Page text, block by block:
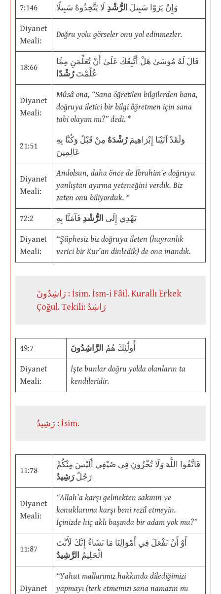
7:146 وَإِنْ يَرَوْا سَبِيلَ الرُّشْدِ لَا يَتَّخِذُوهُ سَبِيلًا
Diyanet
Meali:
Doğru yolu görseler onu yol edinmezler.
18:66
قَالَ لَهُ مُوسَىٰ هَلْ أَتَّبِعُكَ عَلَىٰ أَنْ تُعَلِّمَنِ مِمَّا
عُلِّمْتَرُشْدًا
Diyanet
Meali:
Mûsâ ona, “Sana öğretilen bilgilerden bana,
doğruya iletici bir bilgi öğretmen için sana
tabi olayım mı?” dedi. *
21:51
وَلَقَدْ آتَيْنَا إِبْرَاهِيمَرُشْدَهُمِنْ قَبْلُ وَكُنَّا بِهِ
عَالِمِينَ
Diyanet
Meali:
Andolsun, daha önce de İbrahim’e doğruyu
yanlıştan ayırma yeteneğini verdik. Biz
zaten onu biliyorduk. *
72:2 يَهْدِي إِلَى الرُّشْدِ فَآمَنَّا بِهِ
Diyanet
Meali:
“Şüphesiz biz doğruya ileten (hayranlık
verici bir Kur’an dinledik) de ona inandık.
رَاشِدُونَ : İsim. İsm-i Fâil. Kurallı Erkek
Çoğul. Tekili: رَاشِدٌ
49:7 أُولَٰئِكَ هُمُ الرَّاشِدُونَ
Diyanet
Meali:
İşte bunlar doğru yolda olanların ta
kendileridir.
رَشِيدٌ : İsim.
11:78
فَاتَّقُوا اللَّهَ وَلَا تُخْزُونِ فِي ضَيْفِي أَلَيْسَ مِنْكُمْ
رَجُلٌرَشِيدٌ
Diyanet
Meali:
“Allah’a karşı gelmekten sakının ve
konuklarıma karşı beni rezil etmeyin.
İçinizde hiç aklı başında bir adam yok mu?”
11:87
أَوْ أَنْ نَفْعَلَ فِي أَمْوَالِنَا مَا نَشَاءُ إِنَّكَ لَأَنْتَ
الْحَلِيمُ الرَّشِيدُ
Diyanet
“Yahut mallarımız hakkında dilediğimizi
yapmayı (terk etmemizi sana namazın mı